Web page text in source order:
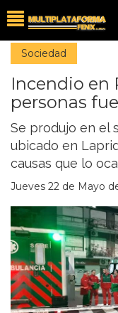
Sociedad
Incendio en
personas
Se produjo en el
ubicado en
causas que lo
Jueves 22 de Mayo